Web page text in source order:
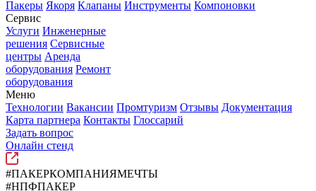
Пакеры Якоря Клапаны Инструменты Компоновки
Сервис
Услуги Инженерные
решения Сервисные
центры Аренда
оборудования Ремонт
оборудования
Меню
Технологии Вакансии Промтуризм Отзывы Документация
Карта партнера Контакты Глоссарий
Задать вопрос
Онлайн стенд
#ПАКЕРКОМПАНИЯМЕЧТЫ
#НПФПАКЕР